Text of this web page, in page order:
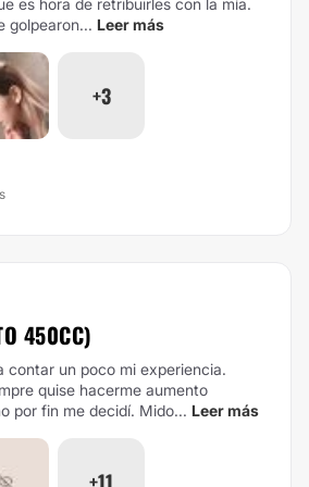
es hora de retribuirles con la mía.
golpearon... Leer más
+3
450CC)
contar un poco mi experiencia.
quise hacerme aumento
por fin me decidí. Mido... Leer más
+11